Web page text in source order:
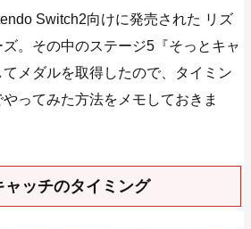
Switch2向けに発売された リズ
。その中のステージ5『そっとキャ
メダルを取得したので、タイミン
ってみた方法をメモしておきま
ャッチのタイミング